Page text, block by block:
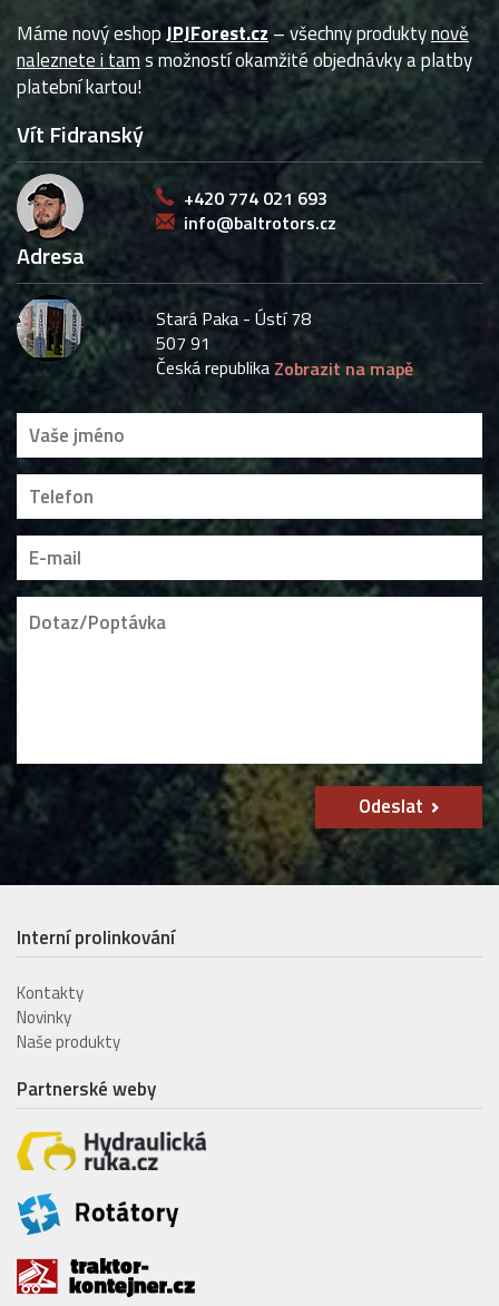
Máme nový eshopJPJForest.cz – všechny produktynově
naleznete i tams možností okamžité objednávky a platby
platební kartou!
Vít Fidranský
+420 774 021 693
info@baltrotors.cz
Adresa
Stará Paka - Ústí 78
507 91
Česká republika Zobrazit na mapě
Odeslat
Interní prolinkování
Kontakty
Novinky
Naše produkty
Partnerské weby